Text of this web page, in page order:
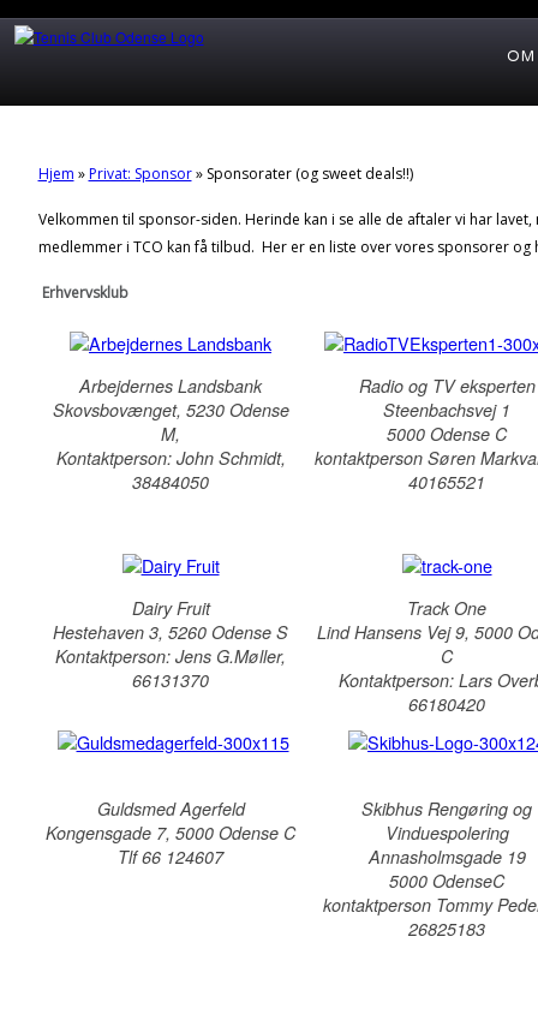
OM
Hjem »Privat: Sponsor» Sponsorater (og sweet deals!!)
Velkommen til sponsor-siden. Herinde kan i se alle de aftaler vi har
medlemmer i TCO kan få tilbud. Her er en liste over vores sponsorer og
Erhvervsklub
Arbejdernes Landsbank
Skovsbovænget, 5230 Odense
M,
Kontaktperson: John Schmidt,
38484050
Radio og TV eksperten
Steenbachsvej 1
5000 Odense C
kontaktperson Søren
40165521
Dairy Fruit
Hestehaven 3, 5260 Odense S
Kontaktperson: Jens G.Møller,
66131370
Track One
Lind Hansens Vej 9, 5000
C
Kontaktperson: Lars
66180420
Guldsmed Agerfeld
Kongensgade 7, 5000 Odense C
Tlf 66 124607
Skibhus Rengøring og
Vinduespolering
Annasholmsgade 19
5000 OdenseC
kontaktperson Tommy
26825183